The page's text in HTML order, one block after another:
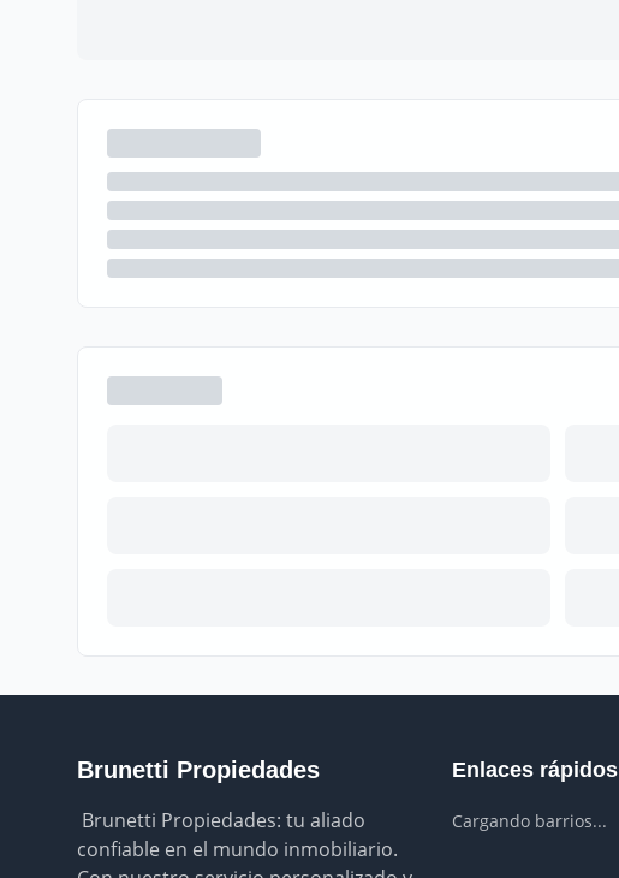
Brunetti Propiedades
confiable en el mundo inmobiliario.
Enlaces rápidos
Cargando barrios...